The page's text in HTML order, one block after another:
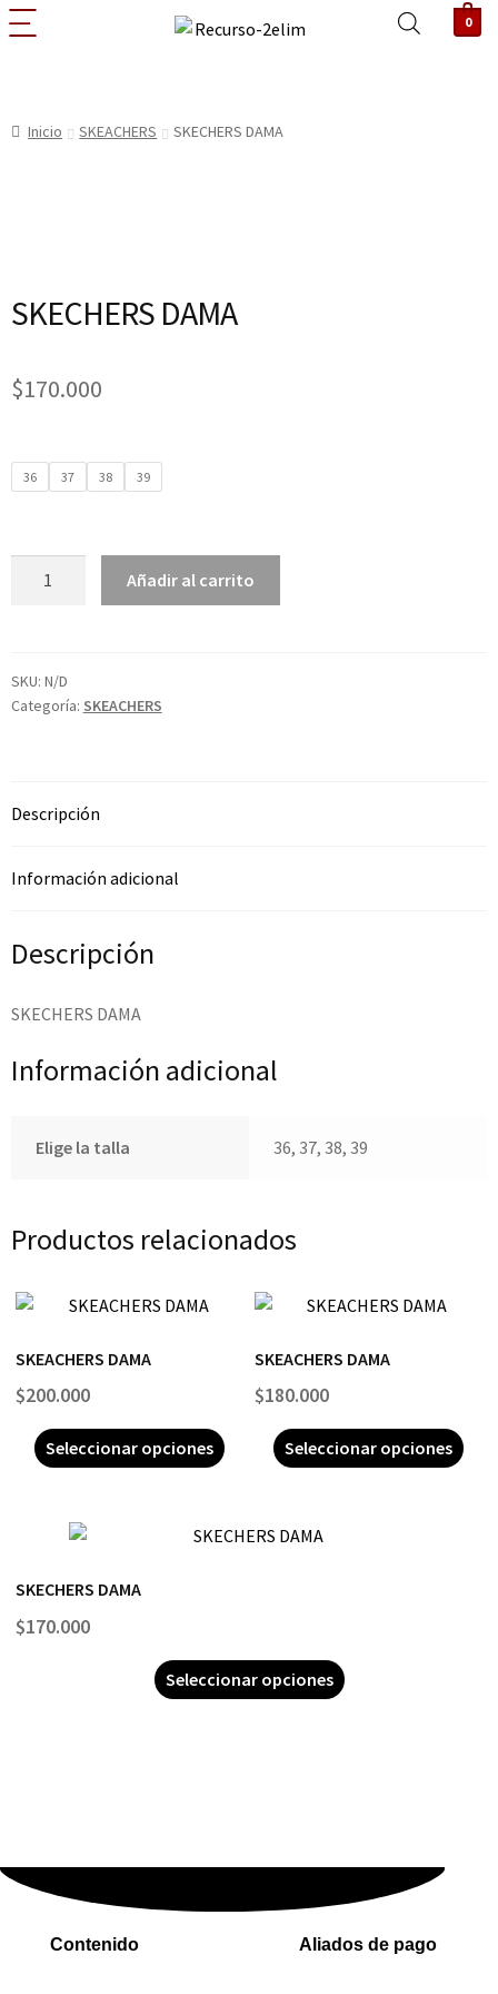
0
Inicio SKEACHERS SKECHERS DAMA
SKECHERS DAMA
$170.000
36 37 38 39
Añadir al carrito
SKU: N/D
Categoría: SKEACHERS
Descripción
Información adicional
Descripción
SKECHERS DAMA
Información adicional
Elige la talla 36, 37, 38, 39
Productos relacionados
SKEACHERS DAMA
$200.000
Seleccionar opciones
SKEACHERS DAMA
$180.000
Seleccionar opciones
SKECHERS DAMA
$170.000
Seleccionar opciones
Contenido
Aliados de pago